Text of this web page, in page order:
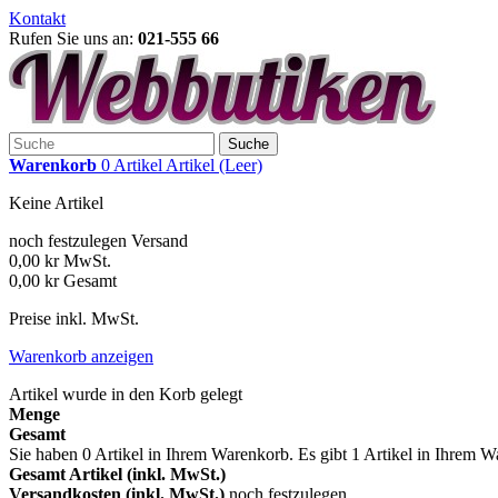
Kontakt
Rufen Sie uns an: 021-555 66
Suche
Warenkorb 0 Artikel Artikel (Leer)
Keine Artikel
noch festzulegen Versand
0,00 kr MwSt.
0,00 kr Gesamt
Preise inkl. MwSt.
Warenkorb anzeigen
Artikel wurde in den Korb gelegt
Menge
Gesamt
Sie haben 0 Artikel in Ihrem Warenkorb. Es gibt 1 Artikel in Ihrem
Gesamt Artikel (inkl. MwSt.)
Versandkosten (inkl. MwSt.) noch festzulegen